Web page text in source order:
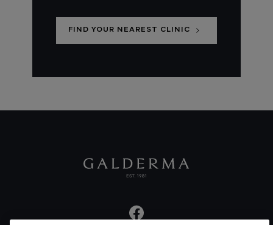
FIND YOUR NEAREST CLINIC